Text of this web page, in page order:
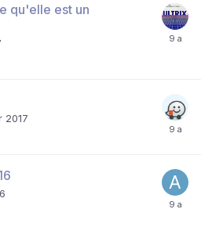
qu'elle est un
2017